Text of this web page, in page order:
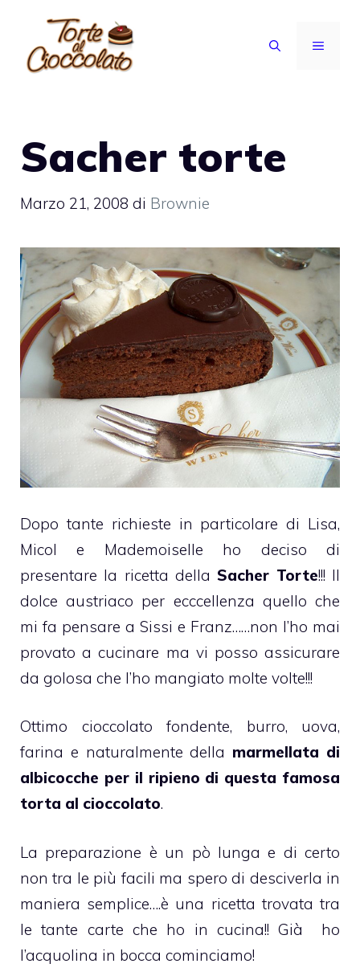
contenuto
MENU
Sacher torte
Marzo 21, 2008 di Brownie
Dopo tante richieste in particolare di Lisa,
Micol e Mademoiselle ho deciso di
presentare la ricetta dellaSacher Torte!!! Il
dolce austriaco per ecccellenza quello che
mi fa pensare a Sissi e Franz……non l’ho mai
provato a cucinare ma vi posso assicurare
da golosa che l’ho mangiato molte volte!!!
Ottimo cioccolato fondente, burro, uova,
farina e naturalmente della marmellata di
albicocche per il ripieno di questa famosa
torta al cioccolato.
La preparazione è un pò lunga e di certo
non tra le più facili ma spero di desciverla in
maniera semplice….è una ricetta trovata tra
le tante carte che ho in cucina!! Già ho
l’acquolina in bocca cominciamo!